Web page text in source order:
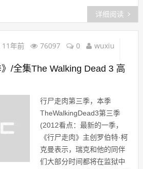
详细阅读
11年前 76097 0 wuxiu
》/全集The Walking Dead 3 高
行尸走肉第三季，本季
TheWalkingDead3第三季
(2012看点：最新的一季，
《行尸走肉》主创罗伯特·柯
克曼表示，瑞克和他的同伴
们大部分时间都将在监狱中